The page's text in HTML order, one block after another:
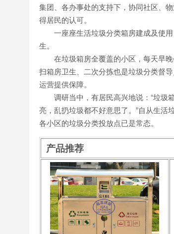
集团、各办事处的支持下，协同社区、
得居民的认可。
一座座生活垃圾分类箱房建成及使用
生。
在垃圾箱房全覆盖的小区，每天早晚
扫箱房卫生、二次分拣也是垃圾分类督
运营提供保障。
调研当中，有居民高兴地说：“垃圾
亮，乱扔垃圾都不好意思了。”自从生活
各小区的垃圾分类投放点已是常态。
产品推荐